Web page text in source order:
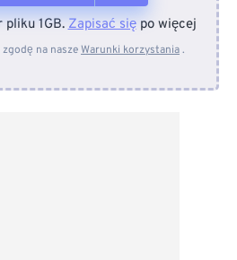
urządzenia
pliku 1GB.Zapisać siępo więcej
na naszeWarunki korzystania.